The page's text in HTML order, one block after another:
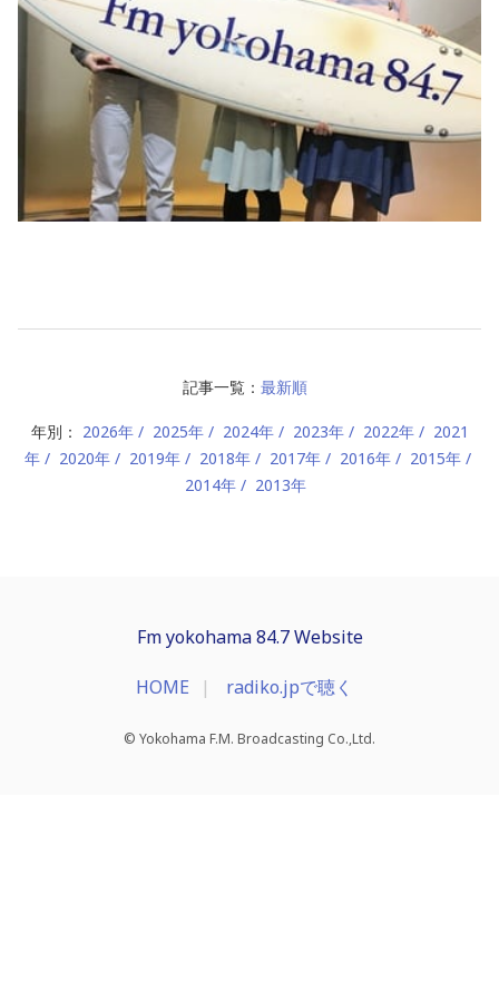
記事一覧： 最新順
年別： 2026年 2025年 2024年 2023年 2022年
2021
年
2020年 2019年 2018年 2017年 2016年
2015年
2014年
2013年
Fm yokohama 84.7 Website
HOME radiko.jpで聴く
© Yokohama F.M. Broadcasting Co.,Ltd.